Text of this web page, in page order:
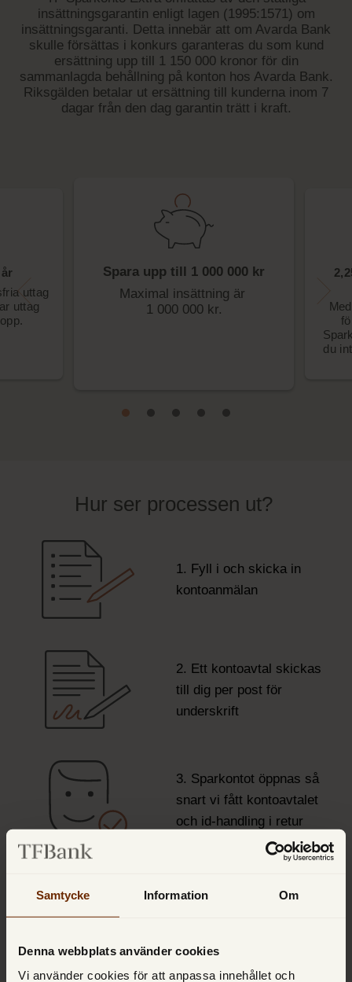
Samtycke Information Om
Denna webbplats använder cookies
Vi använder cookies för att anpassa innehållet och
insättningsgarantin enligt lagen (1995:1571) om
insättningsgaranti. Detta innebär att om Avarda Bank
skulle försättas i konkurs garanteras du som kund
ersättning upp till 1 150 000 kronor för din
sammanlagda behållning på konton hos Avarda Bank.
Riksgälden betalar ut ersättning till kunderna inom 7
dagar från den dag garantin trätt i kraft.
uttag
uttag
Spara upp till 1 000 000 kr
Maximal insättning är
1 000 000 kr.
du
Hur ser processen ut?
1. Fyll i och skicka in
kontoanmälan
2. Ett kontoavtal skickas
till dig per post för
underskrift
3. Sparkontot öppnas så
snart vi fått kontoavtalet
och id-handling i retur
sparkonto är öppnat